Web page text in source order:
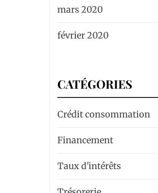
mars 2020
février 2020
CATÉGORIES
Crédit consommation
Financement
Taux d'intérêts